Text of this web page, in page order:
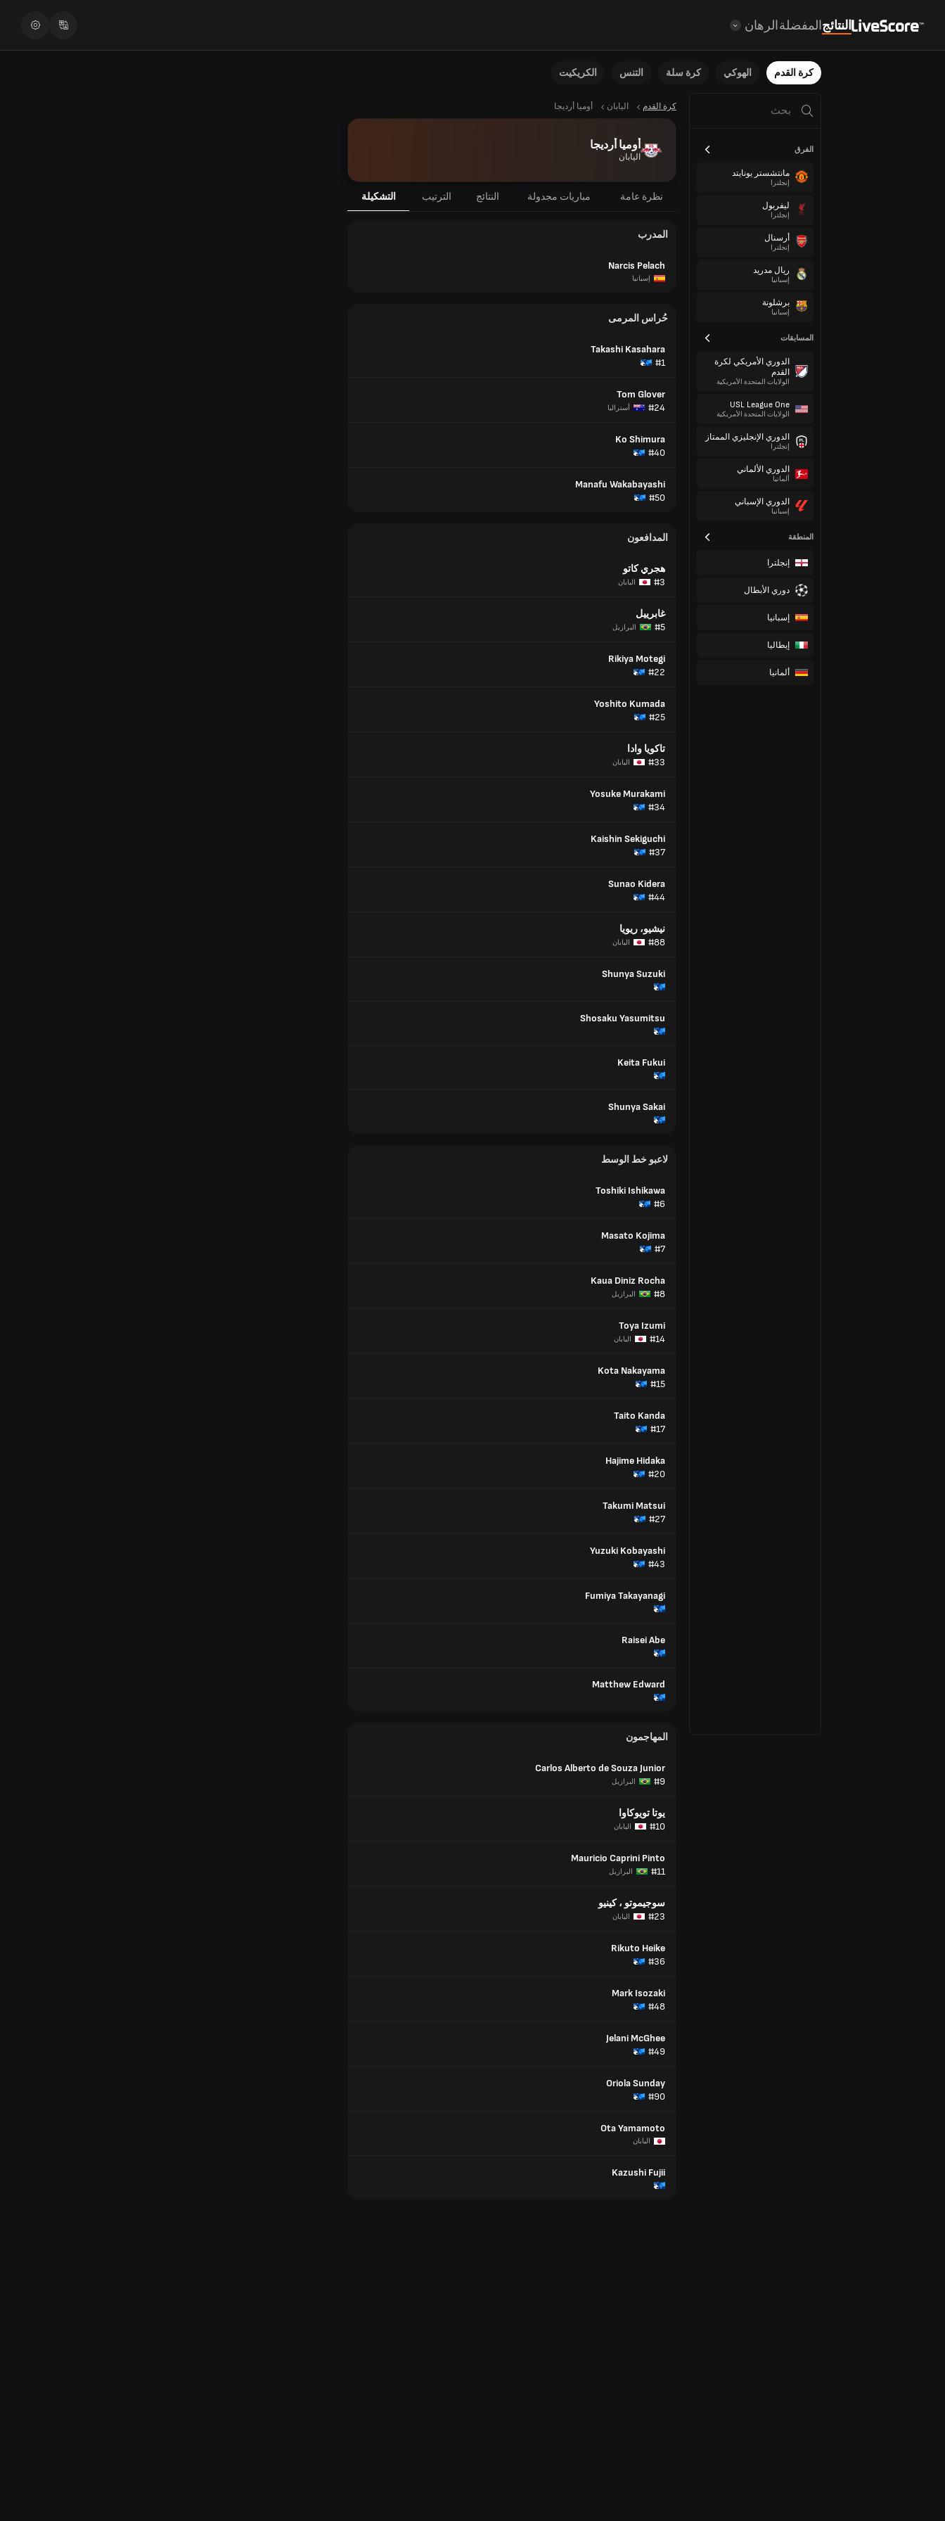
النتائجالمفضلةالرهان
كرة القدم الهوكي كرة سلة التنس الكريكيت
الفرق
مانتشستر يونايتد
إنجلترا
ليفربول
إنجلترا
أرسنال
إنجلترا
ريال مدريد
إسبانيا
برشلونة
إسبانيا
المسابقات
الدوري الأمريكي لكرة
القدم
الولايات المتحدة الأمريكية
USL League One
الولايات المتحدة الأمريكية
الدوري الإنجليزي الممتاز
إنجلترا
الدوري الألماني
ألمانيا
الدوري الإسباني
إسبانيا
المنطقة
إنجلترا
دوري الأبطال
إسبانيا
إيطاليا
ألمانيا
كرة القدم اليابان أوميا أرديجا
أوميا أرديجا
اليابان
نظرة عامة مباريات مجدولة النتائج الترتيب التشكيلة
المدرب
Narcis Pelach
إسبانيا
حُراس المرمى
Takashi Kasahara
#1
Tom Glover
#24
أستراليا
Ko Shimura
#40
Manafu Wakabayashi
#50
المدافعون
هجري كاتو
#3
اليابان
غابرييل
#5
البرازيل
Rikiya Motegi
#22
Yoshito Kumada
#25
تاكويا وادا
#33
اليابان
Yosuke Murakami
#34
Kaishin Sekiguchi
#37
Sunao Kidera
#44
نيشيو، ريويا
#88
اليابان
Shunya Suzuki
Shosaku Yasumitsu
Keita Fukui
Shunya Sakai
لاعبو خط الوسط
Toshiki Ishikawa
#6
Masato Kojima
#7
Kaua Diniz Rocha
#8
البرازيل
Toya Izumi
#14
اليابان
Kota Nakayama
#15
Taito Kanda
#17
Hajime Hidaka
#20
Takumi Matsui
#27
Yuzuki Kobayashi
#43
Fumiya Takayanagi
Raisei Abe
Matthew Edward
المهاجمون
Carlos Alberto de Souza Junior
#9
البرازيل
يوتا تويوكاوا
#10
اليابان
Mauricio Caprini Pinto
#11
البرازيل
سوجيموتو ، كينيو
#23
اليابان
Rikuto Heike
#36
Mark Isozaki
#48
Jelani McGhee
#49
Oriola Sunday
#90
Ota Yamamoto
اليابان
Kazushi Fujii